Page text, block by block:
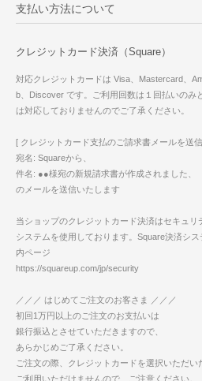
支払い方法について
クレジットカード決済（Square）
対応クレジットカードは Visa、Mastercard、
b、Discover です。ご利用回数は１回払いのみ
は対応しておりませんのでご了承ください。
[ クレジットカード支払のご請求書メールを送
宛名: Squareから、
件名: ●●様宛の新規請求書が作成されました、
のメールを送信いたします
当ショップのクレジットカード決済はセキュ
システムを使用しております。Square決済シ
内ページ
https://squareup.com/jp/security
／／／ はじめてご注文のお客さま ／／／
初回1万円以上のご注文のお支払いは
銀行振込とさせていただきますので、
あらかじめご了承ください。
ご注文の際、クレジットカードを選択いただい
ご利用いただけませんので、ご注意ください。